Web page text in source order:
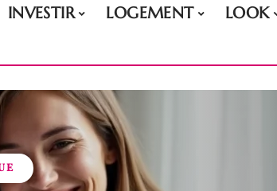
INVESTIR LOGEMENT LOOK